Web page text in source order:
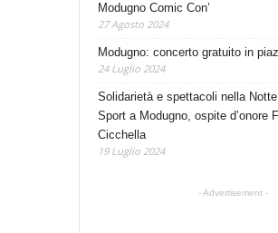
Modugno Comic Con’
27 Agosto 2024
Modugno: concerto gratuito in
24 Luglio 2024
Solidarietà e spettacoli nella
Sport a Modugno, ospite d’onore
Cicchella
19 Luglio 2024
- Advertisement -